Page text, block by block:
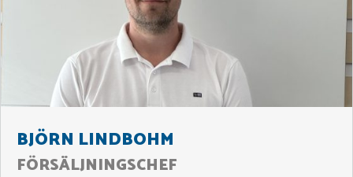
BJÖRN LINDBOHM
FÖRSÄLJNINGSCHEF